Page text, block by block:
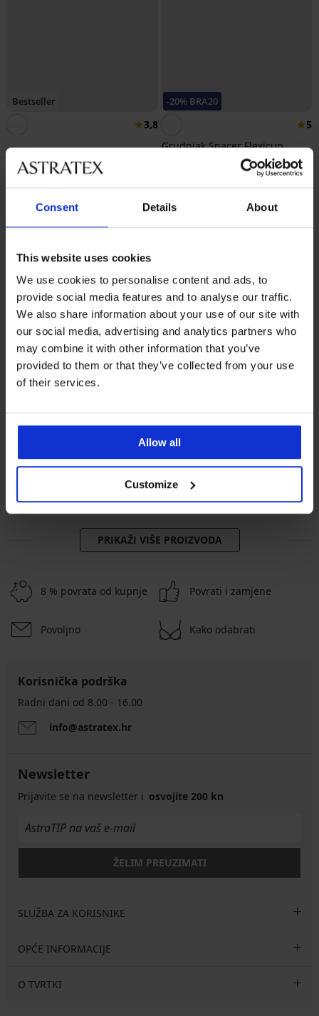
Consent Details About
This website uses cookies
We use cookies to personalise content and ads, to
provide social media features and to analyse our traffic.
We also share information about your use of our site with
our social media, advertising and analytics partners who
may combine it with other information that you’ve
provided to them or that they’ve collected from your use
of their services.
Allow all
Customize
Bestseller
3,8
Grudnjak Spacer 3D Lady
Grace New
49,99 €
-20% BRA20
5
Grudnjak Spacer Flexicup
33,59 € kod: BRA20
5
Grudnjak Violeta podstavljeni
33,59 € kod: BRA20
Grudnjak Simplicity T-Shirt Bra
podstavljeni
20,99 €
PRIKAŽI VIŠE PROIZVODA
8 % povrata od kupnje Povrati i zamjene
Povoljno Kako odabrati
Korisnička podrška
Radni dani od 8.00 - 16.00
info@astratex.hr
Newsletter
Prijavite se na newsletter i osvojite 200 kn
ŽELIM PREUZIMATI
SLUŽBA ZA KORISNIKE
OPĆE INFORMACIJE
O TVRTKI